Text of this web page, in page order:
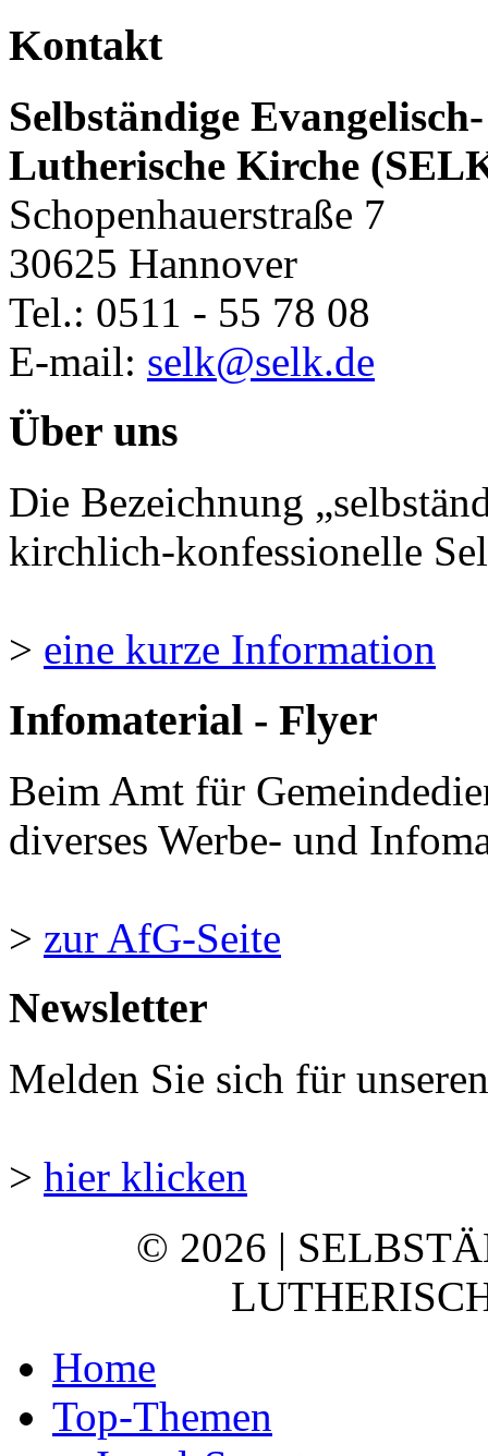
Kontakt
Selbständige Evangelisch-
Lutherische Kirche
Schopenhauerstraße 7
30625 Hannover
Tel.: 0511 - 55 78 08
E-mail: selk@selk.de
Über uns
Die Bezeichnung
kirchlich-konfessionelle
> eine kurze Information
Infomaterial - Flyer
Beim Amt für
diverses Werbe- und
> zur AfG-Seite
Newsletter
Melden Sie sich für
> hier klicken
© 2026 |
Home
Top-Themen